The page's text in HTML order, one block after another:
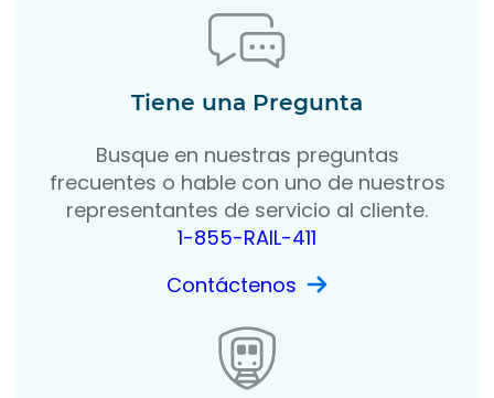
Tiene una Pregunta
Busque en nuestras preguntas
frecuentes o hable con uno de nuestros
representantes de servicio al cliente.
1-855-RAIL-411
Contáctenos